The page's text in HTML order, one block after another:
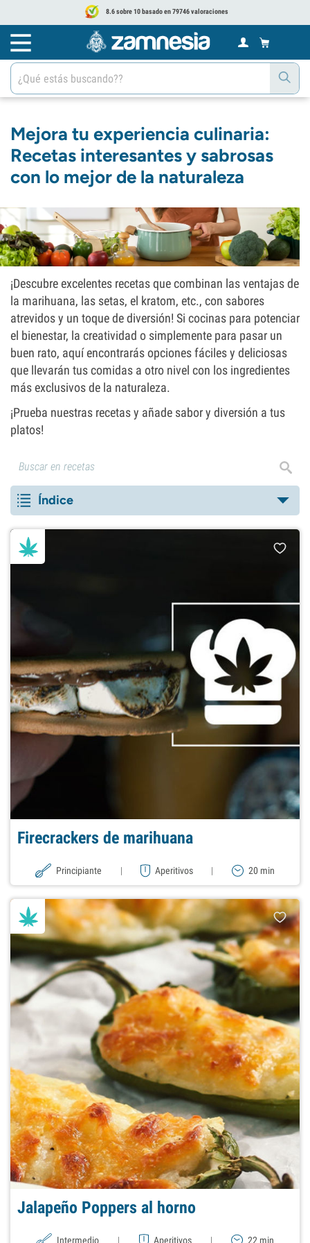
8.6 sobre 10 basado en 79746 valoraciones
Mejora tu experiencia culinaria:
Recetas interesantes y sabrosas
con lo mejor de la naturaleza
¡Descubre excelentes recetas que combinan las ventajas de
la marihuana, las setas, el kratom, etc., con sabores
atrevidos y un toque de diversión! Si cocinas para potenciar
el bienestar, la creatividad o simplemente para pasar un
buen rato, aquí encontrarás opciones fáciles y deliciosas
que llevarán tus comidas a otro nivel con los ingredientes
más exclusivos de la naturaleza.
¡Prueba nuestras recetas y añade sabor y diversión a tus
platos!
Índice
Firecrackers de marihuana
Principiante | Aperitivos | 20 min
Jalapeño Poppers al horno
Intermedio | Aperitivos | 22 min